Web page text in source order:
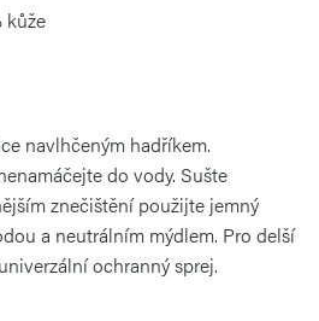
kůže
navlhčeným hadříkem.
do vody. Sušte
znečištění použijte jemný
a neutrálním mýdlem. Pro delší
ochranný sprej.